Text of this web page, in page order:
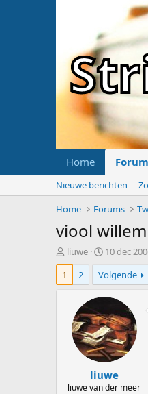
Home
Nieuwe berichten
Home
Forums
viool
T
o
i
r
liuwe
S
t
a
r
t
d
a
t
u
m
10 dec
1
2 Volgende
liuwe
liuwe van der meer